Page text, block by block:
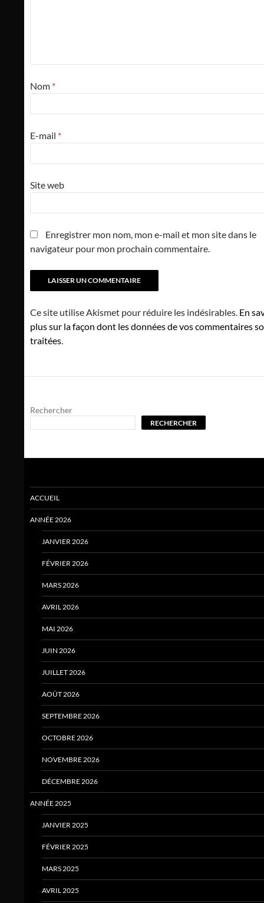
Nom *
E-mail *
Site web
Enregistrer mon nom, mon e-mail et mon site dans le
navigateur pour mon prochain commentaire.
Ce site utilise Akismet pour réduire les indésirables. En
plus sur la façon dont les données de vos commentaires
traitées.
Rechercher
RECHERCHER
ACCUEIL
ANNÉE 2026
JANVIER 2026
FÉVRIER 2026
MARS 2026
AVRIL 2026
MAI 2026
JUIN 2026
JUILLET 2026
AOÛT 2026
SEPTEMBRE 2026
OCTOBRE 2026
NOVEMBRE 2026
DÉCEMBRE 2026
ANNÉE 2025
JANVIER 2025
FÉVRIER 2025
MARS 2025
AVRIL 2025